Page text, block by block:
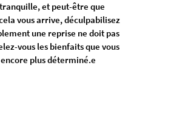
et peut-être que
vous arrive, déculpabilisez
une reprise ne doit pas
vous les bienfaits que vous
plus déterminé.e